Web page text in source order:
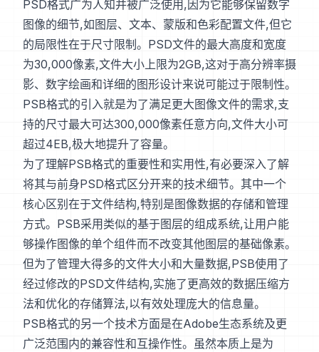
PSD格式广为人知并被广泛使用,因为它能够保留数字
图像的细节,如图层、文本、蒙版和色彩配置文件,但它
的局限性在于尺寸限制。PSD文件的最大高度和宽度
为30,000像素,文件大小上限为2GB,这对于高分辨率摄
影、数字绘画和详细的图形设计来说可能过于限制性。
PSB格式的引入就是为了满足更大图像文件的需求,支
持的尺寸最大可达300,000像素任意方向,文件大小可
超过4EB,极大地提升了容量。
为了理解PSB格式的重要性和实用性,有必要深入了解
将其与前身PSD格式区分开来的技术细节。其中一个
核心区别在于文件结构,特别是图像数据的存储和管理
方式。PSB采用类似的基于图层的组成系统,让用户能
够操作图像的单个组件而不改变其他图层的基础像素。
但为了管理大得多的文件大小和大量数据,PSB使用了
经过修改的PSD文件结构,实施了更高效的数据压缩方
法和优化的存储算法,以有效处理庞大的信息量。
PSB格式的另一个技术方面是在Adobe生态系统及更
广泛范围内的兼容性和互操作性。虽然本质上是为